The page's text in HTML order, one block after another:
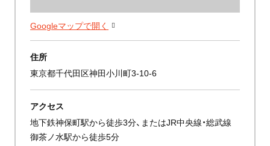
Googleマップで開く
住所
東京都千代田区神田小川町3-10-6
アクセス
地下鉄神保町駅から徒歩3分、またはJR中央線・総武線
御茶ノ水駅から徒歩5分